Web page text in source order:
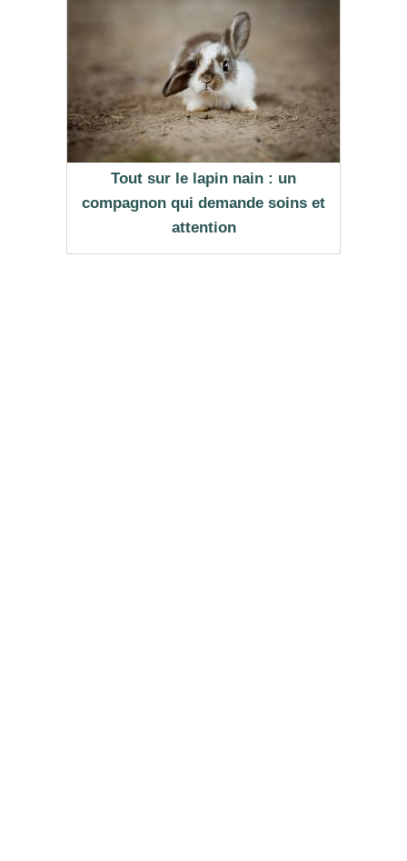
Tout sur le lapin nain : un
compagnon qui demande soins et
attention